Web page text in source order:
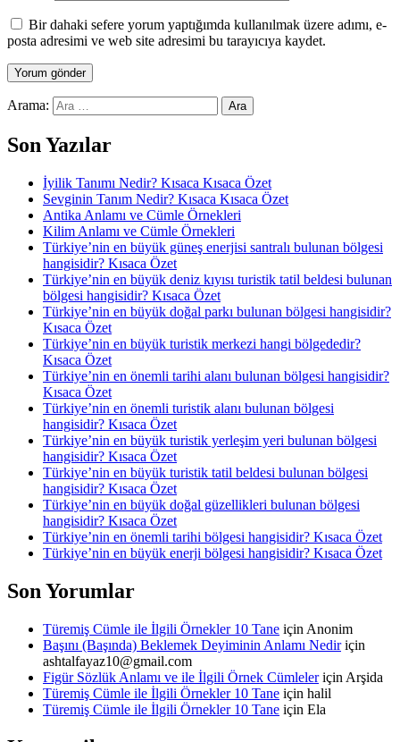
Bir dahaki sefere yorum yaptığımda kullanılmak üzere adımı, e-
posta adresimi ve web site adresimi bu tarayıcıya kaydet.
Arama:
Son Yazılar
İyilik Tanımı Nedir? Kısaca Kısaca Özet
Sevginin Tanım Nedir? Kısaca Kısaca Özet
Antika Anlamı ve Cümle Örnekleri
Kilim Anlamı ve Cümle Örnekleri
Türkiye’nin en büyük güneş enerjisi santralı bulunan bölgesi
hangisidir? Kısaca Özet
Türkiye’nin en büyük deniz kıyısı turistik tatil beldesi bulunan
bölgesi hangisidir? Kısaca Özet
Türkiye’nin en büyük doğal parkı bulunan bölgesi hangisidir?
Kısaca Özet
Türkiye’nin en büyük turistik merkezi hangi bölgededir?
Kısaca Özet
Türkiye’nin en önemli tarihi alanı bulunan bölgesi hangisidir?
Kısaca Özet
Türkiye’nin en önemli turistik alanı bulunan bölgesi
hangisidir? Kısaca Özet
Türkiye’nin en büyük turistik yerleşim yeri bulunan bölgesi
hangisidir? Kısaca Özet
Türkiye’nin en büyük turistik tatil beldesi bulunan bölgesi
hangisidir? Kısaca Özet
Türkiye’nin en büyük doğal güzellikleri bulunan bölgesi
hangisidir? Kısaca Özet
Türkiye’nin en önemli tarihi bölgesi hangisidir? Kısaca Özet
Türkiye’nin en büyük enerji bölgesi hangisidir? Kısaca Özet
Son Yorumlar
Türemiş Cümle ile İlgili Örnekler 10 Tane için Anonim
Başını (Başında) Beklemek Deyiminin Anlamı Nediriçin
ashtalfayaz10@gmail.com
Figür Sözlük Anlamı ve ile İlgili Örnek Cümleleriçin Arşida
Türemiş Cümle ile İlgili Örnekler 10 Tane için halil
Türemiş Cümle ile İlgili Örnekler 10 Tane için Ela